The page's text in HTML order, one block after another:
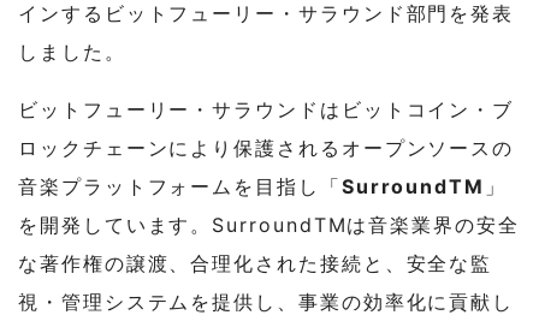
インするビットフューリー・サラウンド部門を発表
しました。
ビットフューリー・サラウンドはビットコイン・ブ
ロックチェーンにより保護されるオープンソースの
音楽プラットフォームを目指し「SurroundTM 」
を開発しています。SurroundTMは音楽業界の安全
な著作権の譲渡、合理化された接続と、安全な監
視・管理システムを提供し、事業の効率化に貢献し